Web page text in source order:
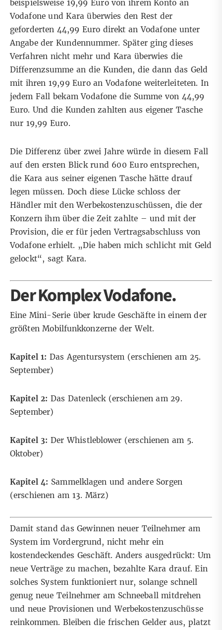
beispielsweise 19,99 Euro von ihrem Konto an
Vodafone und Kara überwies den Rest der
geforderten 44,99 Euro direkt an Vodafone unter
Angabe der Kundennummer. Später ging dieses
Verfahren nicht mehr und Kara überwies die
Differenzsumme an die Kunden, die dann das Geld
mit ihren 19,99 Euro an Vodafone weiterleiteten. In
jedem Fall bekam Vodafone die Summe von 44,99
Euro. Und die Kunden zahlten aus eigener Tasche
nur 19,99 Euro.
Die Differenz über zwei Jahre würde in diesem Fall
auf den ersten Blick rund 600 Euro entsprechen,
die Kara aus seiner eigenen Tasche hätte drauf
legen müssen. Doch diese Lücke schloss der
Händler mit den Werbekostenzuschüssen, die der
Konzern ihm über die Zeit zahlte – und mit der
Provision, die er für jeden Vertragsabschluss von
Vodafone erhielt. „Die haben mich schlicht mit Geld
gelockt“, sagt Kara.
Der Komplex Vodafone.
Eine Mini-Serie über krude Geschäfte in einem der
größten Mobilfunkkonzerne der Welt.
Kapitel 1: Das Agentursystem (erschienen am 25.
September)
Kapitel 2: Das Datenleck (erschienen am 29.
September)
Kapitel 3: Der Whistleblower (erschienen am 5.
Oktober)
Kapitel 4: Sammelklagen und andere Sorgen
(erschienen am 13. März)
Damit stand das Gewinnen neuer Teilnehmer am
System im Vordergrund, nicht mehr ein
kostendeckendes Geschäft. Anders ausgedrückt: Um
neue Verträge zu machen, bezahlte Kara drauf. Ein
solches System funktioniert nur, solange schnell
genug neue Teilnehmer am Schneeball mitdrehen
und neue Provisionen und Werbekostenzuschüsse
reinkommen. Bleiben die frischen Gelder aus, platzt